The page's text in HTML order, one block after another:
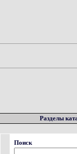
Разделы
Поиск